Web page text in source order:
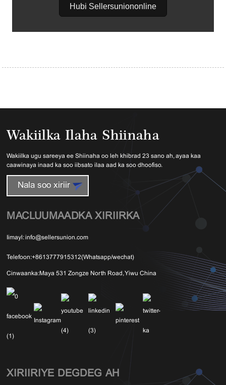
Hubi Sellersuniononline
Wakiilka Ilaha Shiinaha
Wakiilka ugu sareeya ee Shiinaha oo leh khibrad 23 sano ah, ayaa kaa
caawinaya inaad ka soo iibsato ilaa aad ka soo dhoofiso.
Nala soo xiriir
MACLUUMAADKA XIRIIRKA
Iimayl: info@sellersunion.com
Telefoon:+8613777915312(Whatsapp/wechat)
Cinwaanka:Maya 531 Zongze North Road, Yiwu China
XIRIIRIYE DEGDEG AH